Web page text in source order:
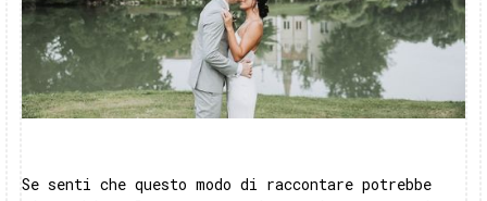
Se senti che questo modo di raccontare potrebbe